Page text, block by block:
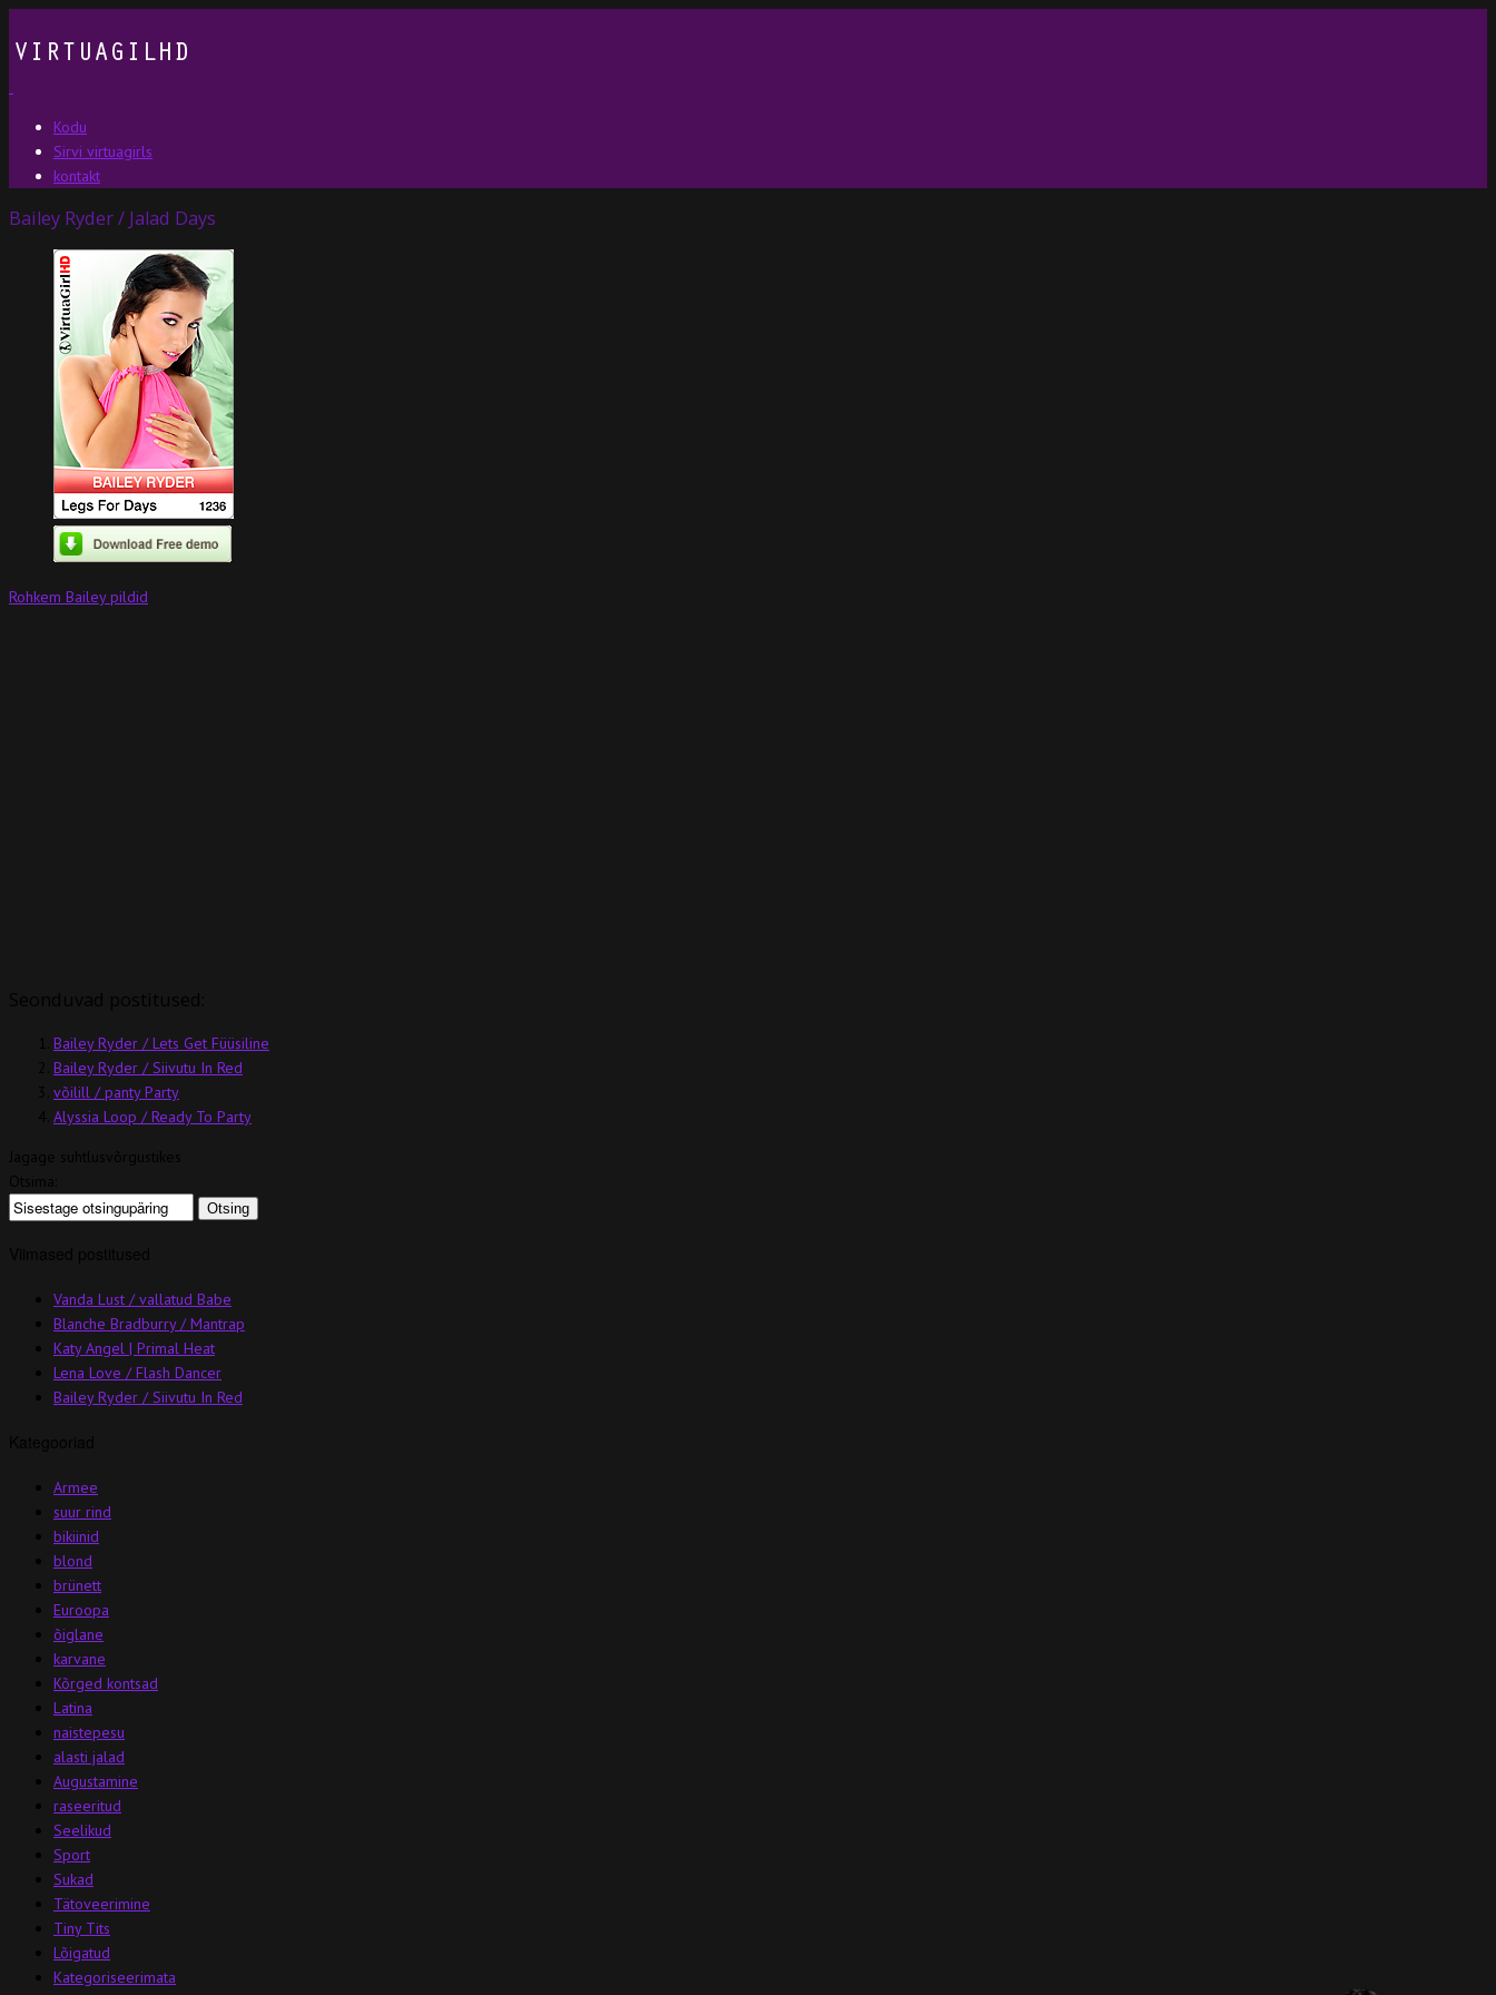
Kodu
Sirvi virtuagirls
kontakt
Bailey Ryder / Jalad Days
Rohkem Bailey pildid
Bailey Ryder / Lets Get Füüsiline
Bailey Ryder / Siivutu In Red
võilill / panty Party
Alyssia Loop / Ready To Party
Vanda Lust / vallatud Babe
Blanche Bradburry / Mantrap
Katy Angel | Primal Heat
Lena Love / Flash Dancer
Bailey Ryder / Siivutu In Red
Armee
suur rind
bikiinid
blond
brünett
Euroopa
õiglane
karvane
Kõrged kontsad
Latina
naistepesu
alasti jalad
Augustamine
raseeritud
Seelikud
Sport
Sukad
Tätoveerimine
Tiny Tits
Lõigatud
Kategoriseerimata